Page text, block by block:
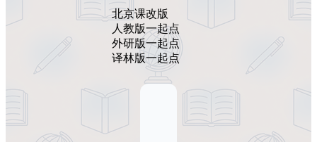
北京课改版
人教版一起点
外研版一起点
译林版一起点